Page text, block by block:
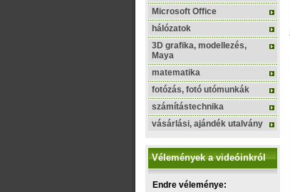
Microsoft Office
hálózatok
3D grafika, modellezés,
Maya
matematika
fotózás, fotó utómunkák
számítástechnika
vásárlási, ajándék utalvány
Vélemények a videóinkról
Endre véleménye: